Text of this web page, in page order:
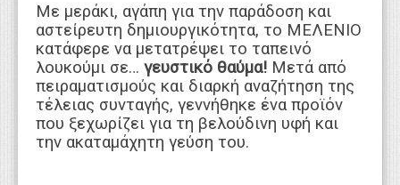
Με μεράκι, αγάπη για την παράδοση και
αστείρευτη δημιουργικότητα, το ΜΕΛΕΝΙΟ
κατάφερε να μετατρέψει το ταπεινό
λουκούμι σε… γευστικό θαύμα! Μετά από
πειραματισμούς και διαρκή αναζήτηση της
τέλειας συνταγής, γεννήθηκε ένα προϊόν
που ξεχωρίζει για τη βελούδινη υφή και
την ακαταμάχητη γεύση του.